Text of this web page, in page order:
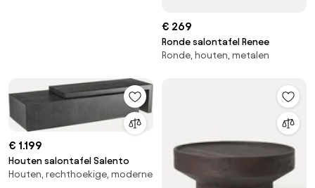
€ 269
Ronde salontafel Renee
Ronde, houten, metalen
€ 1.199
Houten salontafel Salento
Houten, rechthoekige, moderne